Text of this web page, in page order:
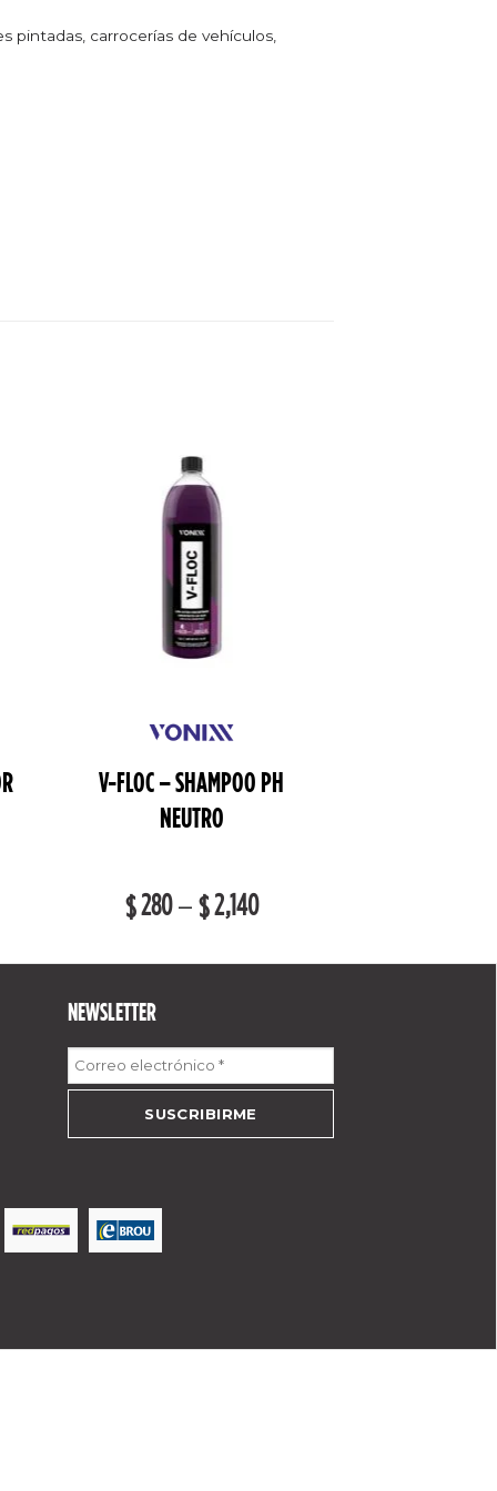
carrocerías de vehículos,
V-FLOC – SHAMPOO PH
NEUTRO
$280– $2,140
NEWSLETTER